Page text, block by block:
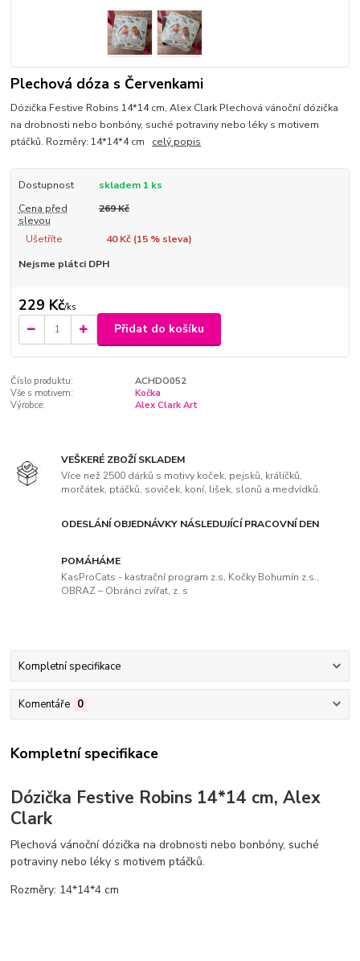
Plechová dóza s Červenkami
Dózička Festive Robins 14*14 cm, Alex Clark Plechová vánoční dózička
na drobnosti nebo bonbóny, suché potraviny nebo léky s motivem
ptáčků. Rozměry: 14*14*4 cm celý popis
Dostupnost
skladem 1 ks
Cena před
slevou
269 Kč
Ušetříte 40 Kč (15% sleva)
Nejsme plátci DPH
229 Kč/ks
Přidat do košíku
Číslo produktu:
ACHDO052
Vše s motivem:
Kočka
Výrobce:
Alex Clark Art
VEŠKERÉ ZBOŽÍ SKLADEM
Více než 2500 dárků s motivy koček, pejsků, králíčků,
morčátek, ptáčků, soviček, koní, lišek, slonů a medvídků.
ODESLÁNÍ OBJEDNÁVKY NÁSLEDUJÍCÍ PRACOVNÍ DEN
POMÁHÁME
KasProCats - kastrační program z.s, Kočky Bohumín z.s.,
OBRAZ – Obránci zvířat, z. s
Kompletní specifikace
Komentáře 0
Kompletní specifikace
Dózička Festive Robins 14*14 cm, Alex
Clark
Plechová vánoční dózička na drobnosti nebo bonbóny, suché
potraviny nebo léky s motivem ptáčků.
Rozměry: 14*14*4 cm